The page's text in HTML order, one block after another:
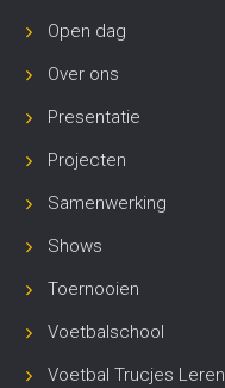
Open dag
Over ons
Presentatie
Projecten
Samenwerking
Shows
Toernooien
Voetbalschool
Voetbal Trucjes Leren